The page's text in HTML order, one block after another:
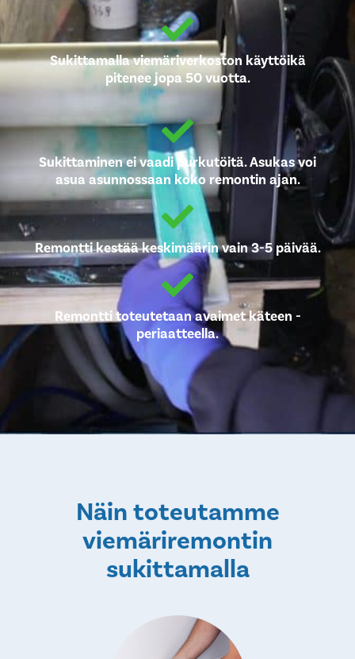
Sukittamalla viemäriverkoston käyttöikä
pitenee jopa 50 vuotta.
Sukittaminen ei vaadi purkutöitä. Asukas voi
asua asunnossaan koko remontin ajan.
Remontti kestää keskimäärin vain 3-5 päivää.
Remontti toteutetaan avaimet käteen -
periaatteella.
Näin toteutamme
viemäriremontin
sukittamalla